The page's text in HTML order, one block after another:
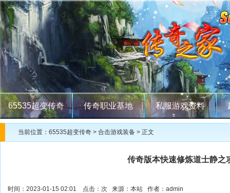
65535超变传奇 传奇职业基地 私服游戏资料
当前位置： 65535超变传奇 > 合击游戏装备 > 正文
传奇版本快速修炼道士静之
时间：2023-01-15 02:01 点击： 次 来源：本站 作者：admin